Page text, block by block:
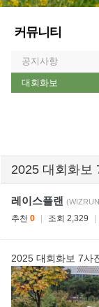
커뮤니티
공지사항
대회화보
2025 대회화보
레이스플랜
추천 0 | 조회 2,329 |
2025 대회화보 7사